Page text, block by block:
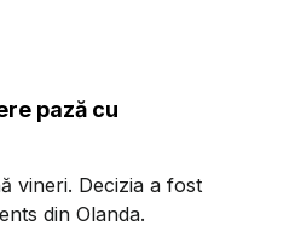
pază cu
vineri. Decizia a fost
din Olanda.